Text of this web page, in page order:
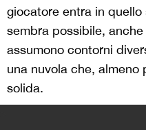
giocatore entra in
sembra possibile,
assumono contorni
una nuvola che, almeno
solida.